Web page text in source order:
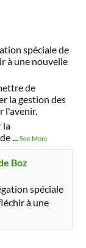
spéciale de
à une nouvelle
de
la gestion des
l'avenir.
la
...See More
Boz
spéciale
à une